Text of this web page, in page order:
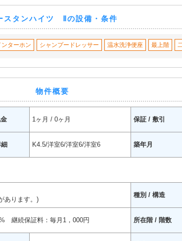
スタンハイツ Ⅱの設備・条件
ンターホン シャンプードレッサー 温水洗浄便座 最上階
物件概要
1ヶ月 / 0ヶ月 保証 / 敷引
K4.5/洋室6/洋室6/洋室6 築年月
あります。)
種別 / 構造
継続保証料：毎月1，000円 所在階 / 階数